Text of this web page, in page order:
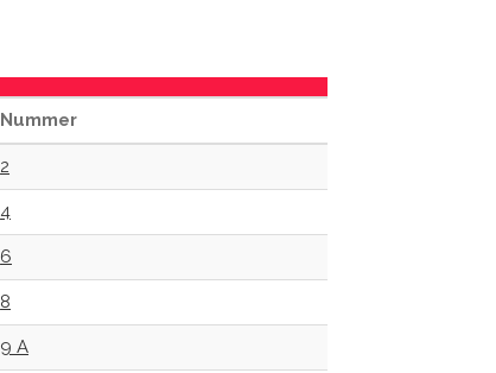
Nummer
2
4
6
8
9 A